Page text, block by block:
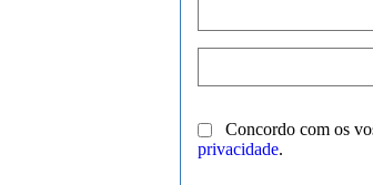
Concordo com os
privacidade.